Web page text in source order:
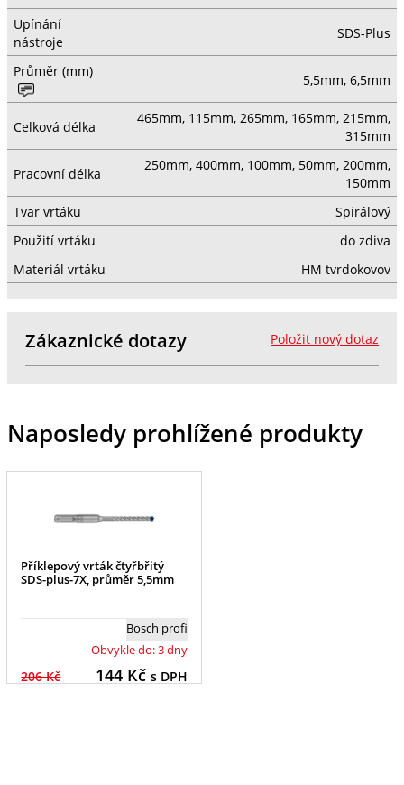
Upínání
nástroje
SDS-Plus
Průměr (mm)
5,5mm, 6,5mm
Celková délka
465mm, 115mm, 265mm, 165mm, 215mm,
315mm
Pracovní délka
250mm, 400mm, 100mm, 50mm, 200mm,
150mm
Tvar vrtáku
Spirálový
Použití vrtáku
do zdiva
Materiál vrtáku
HM tvrdokovov
Položit nový dotaz
Zákaznické dotazy
Naposledy prohlížené produkty
Příklepový vrták čtyřbřitý
SDS-plus-7X, průměr 5,5mm
Bosch profi
Obvykle do: 3 dny
206 Kč 144Kč s DPH